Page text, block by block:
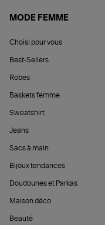
MODE FEMME
Choisi pour vous
Best-Sellers
Robes
Baskets femme
Sweatshirt
Jeans
Sacs à main
Bijoux tendances
Doudounes et Parkas
Maison déco
Beauté